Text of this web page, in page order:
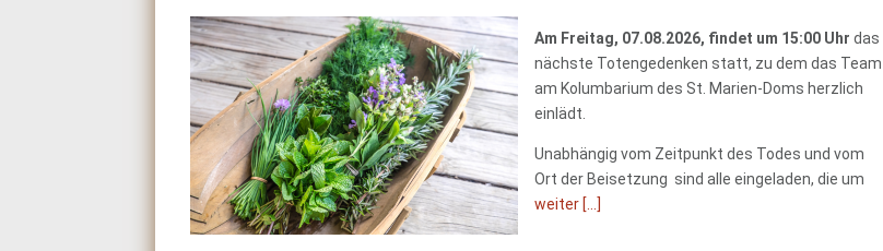
Am Freitag, 07.08.2026, findet um 15:00 Uhr das
nächste Totengedenken statt, zu dem das Team
am Kolumbarium des St. Marien-Doms herzlich
einlädt.
Unabhängig vom Zeitpunkt des Todes und vom
Ort der Beisetzung sind alle eingeladen, die um
weiter [...]